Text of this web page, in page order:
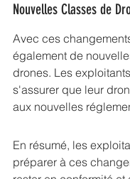
Nouvelles Classes de
Avec ces
également de
drones. Les
s'assurer que leur
aux nouvelles
En résumé, les
préparer à ces